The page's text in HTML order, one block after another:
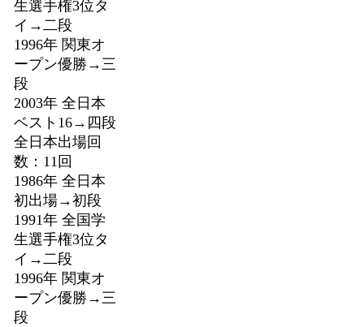
生選手権3位タ
イ→二段
1996年 関東オ
ープン優勝→三
段
2003年 全日本
ベスト16→四段
全日本出場回
数：11回
1986年 全日本
初出場→初段
1991年 全国学
生選手権3位タ
イ→二段
1996年 関東オ
ープン優勝→三
段